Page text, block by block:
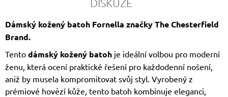
Dámský kožený batoh Fornella značky The Chesterfield
Brand.
Tento dámský kožený batoh je ideální volbou pro moderní
ženu, která ocení praktické řešení pro každodenní nošení,
aniž by musela kompromitovat svůj styl. Vyrobený z
prémiové hovězí kůže, tento batoh kombinuje eleganci,